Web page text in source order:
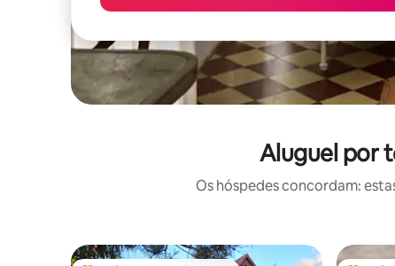
Aluguel por
Os hóspedes concordam: